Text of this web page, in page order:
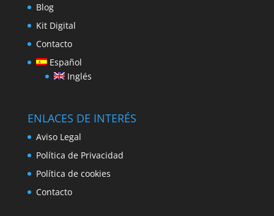
Blog
Kit Digital
Contacto
Español
Inglés
ENLACES DE INTERÉS
Aviso Legal
Política de Privacidad
Política de cookies
Contacto